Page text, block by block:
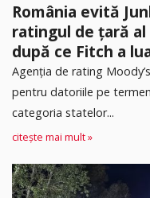
România evită
ratingul de țară al
după ce Fitch a
Agenția de rating
pentru datoriile pe
categoria statelor...
citește mai mult »